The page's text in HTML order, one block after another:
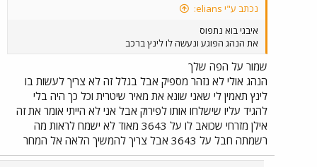
נכתב ע"י elians:
איבגי בוא נתפוס
את הנהג הפוגע ונעשה לו לינץ ברכב
שמור על הפה שלך
הנהג אולי לא נזהר מספיק אבל בגלל זה לא צריך לעשות בו
לינץ תאמין לי שאני שונא את מאיר שיטרית וכל כך היה בלי
להגיד עליו שישלחו אותו לפירוק אבל אני לא הייתי אומר את זה
אילן מזרחי שכואב לו על 3643 מאוד לא ישמח לראות מה
רשמתה חבל על 3643 אבל צריך להמשיך הלאה אל המחר